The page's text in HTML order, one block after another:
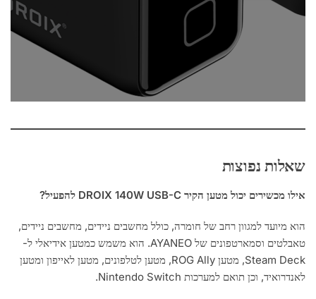
שאלות נפוצות
אילו מכשירים יכול מטען הקיר DROIX 140W USB-C להפעיל?
הוא מיועד למגוון רחב של חומרה, כולל מחשבים ניידים, מחשבים ניידים,
טאבלטים וסמארטפונים של AYANEO. הוא משמש כמטען אידיאלי ל-
Steam Deck, מטען ROG Ally, מטען לטלפונים, מטען לאייפון ומטען
לאנדרואיד, וכן תואם למערכות Nintendo Switch.